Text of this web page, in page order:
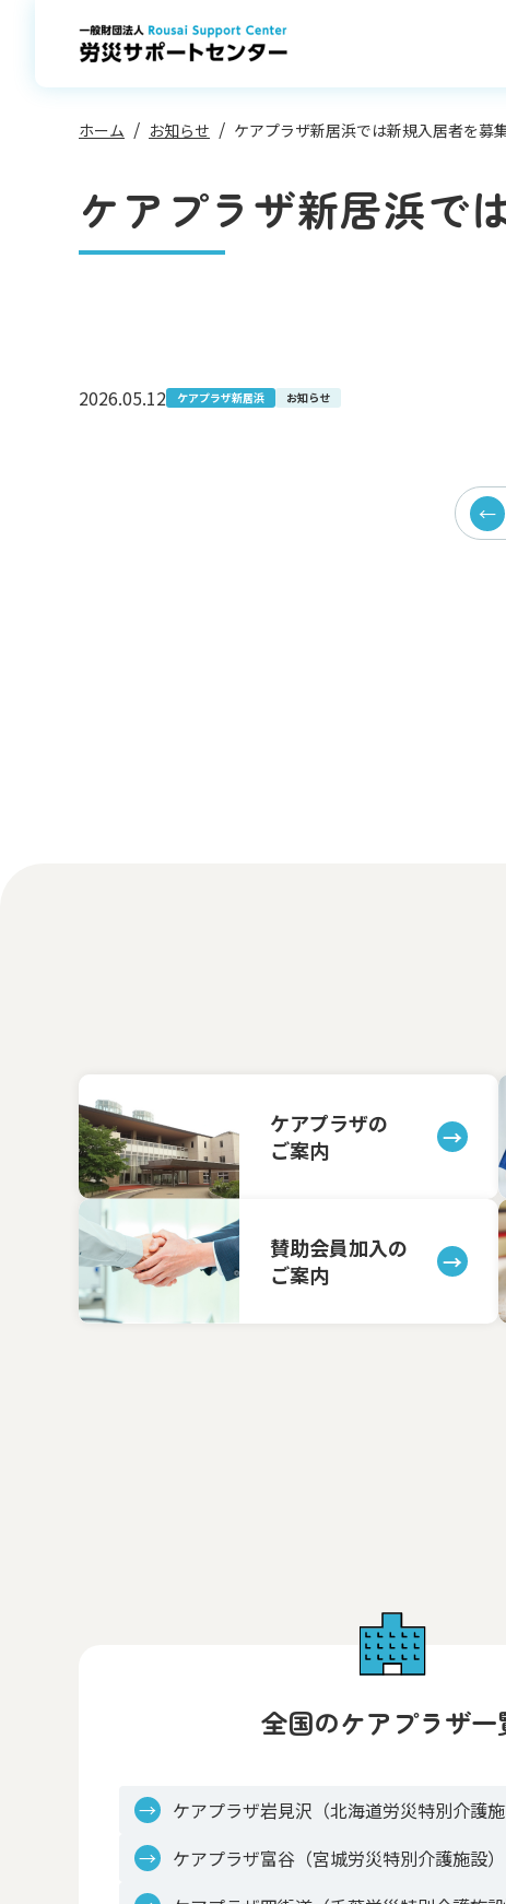
ホーム お知らせ ケアプラザ新居浜では新規入居者を募
ケアプラザ新居浜で
2026.05.12 ケアプラザ新居浜 お知らせ
ケアプラザの
ご案内
賛助会員加入の
ご案内
全国のケアプラザ一
ケアプラザ岩見沢（北海道労災特別介護施
ケアプラザ富谷（宮城労災特別介護施設）